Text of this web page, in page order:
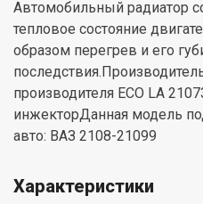
Автомобильный радиатор
тепловое состояние
образом перегрев и его
производителя ECO LA
инжекторДанная модель
авто: ВАЗ 2108-21099
Характеристики